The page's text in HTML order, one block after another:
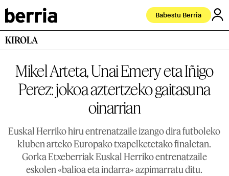
Babestu Berria
KIROLA
Mikel Arteta, Unai Emery eta Iñigo
Perez: jokoa aztertzeko gaitasuna
oinarrian
Euskal Herriko hiru entrenatzaile izango dira futboleko
kluben arteko Europako txapelketetako finaletan.
Gorka Etxeberriak Euskal Herriko entrenatzaile
eskolen «balioa eta indarra» azpimarratu ditu.